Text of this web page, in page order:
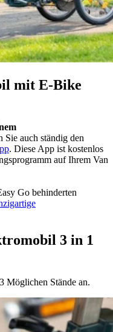
mit E-Bike
Sie auch ständig den
. Diese App ist kostenlos
auf Ihrem Van
Go behinderten
3 in 1
Möglichen Stände an.